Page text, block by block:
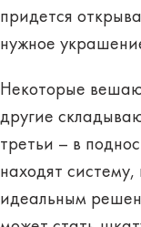
придется
нужное
Некоторые
другие
третьи – в
находят
идеальным